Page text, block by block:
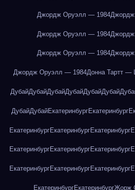
Джордж Оруэлл — 1984
Джордж Оруэлл — 1984
Джордж Оруэлл — 1984
Джордж Оруэлл — 1984Донна Тартт —
ДубайДубайДубайДубайДубайДубай
ДубайДубайЕкатеринбургЕкатеринбург
ЕкатеринбургЕкатеринбургЕкатеринбург
ЕкатеринбургЕкатеринбургЕкатеринбург
ЕкатеринбургЕкатеринбургЕкатеринбург
ЕкатеринбургЕкатеринбургЖорж